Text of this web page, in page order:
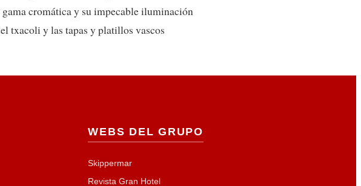
cromática y su impecable iluminación
txacoli y las tapas y platillos vascos
WEBS DEL GRUPO
Skippermar
Revista Gran Hotel